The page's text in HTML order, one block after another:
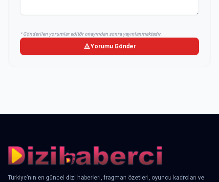
* Gönderilen yorumlar editör onayından sonra yayınlanmaktadır.
Yorumu Gönder
Türkiye’nin en güncel dizi haberleri, fragman özetleri, oyuncu kadroları ve